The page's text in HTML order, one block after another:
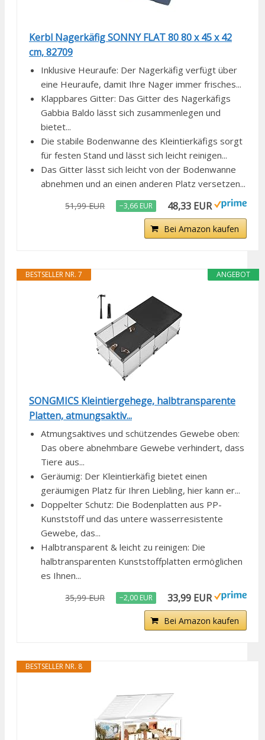
Kerbl Nagerkäfig SONNY FLAT 80 80 x 45 x 42
cm, 82709
Inklusive Heuraufe: Der Nagerkäfig verfügt über
eine Heuraufe, damit Ihre Nager immer frisches...
Klappbares Gitter: Das Gitter des Nagerkäfigs
Gabbia Baldo lässt sich zusammenlegen und
bietet...
Die stabile Bodenwanne des Kleintierkäfigs sorgt
für festen Stand und lässt sich leicht reinigen...
Das Gitter lässt sich leicht von der Bodenwanne
abnehmen und an einen anderen Platz versetzen...
51,99 EUR −3,66 EUR 48,33 EUR
Bei Amazon kaufen
ANGEBOT
BESTSELLER NR. 7
SONGMICS Kleintiergehege, halbtransparente
Platten, atmungsaktiv...
Atmungsaktives und schützendes Gewebe oben:
Das obere abnehmbare Gewebe verhindert, dass
Tiere aus...
Geräumig: Der Kleintierkäfig bietet einen
geräumigen Platz für Ihren Liebling, hier kann er...
Doppelter Schutz: Die Bodenplatten aus PP-
Kunststoff und das untere wasserresistente
Gewebe, das...
Halbtransparent & leicht zu reinigen: Die
halbtransparenten Kunststoffplatten ermöglichen
es Ihnen...
35,99 EUR −2,00 EUR 33,99 EUR
Bei Amazon kaufen
BESTSELLER NR. 8